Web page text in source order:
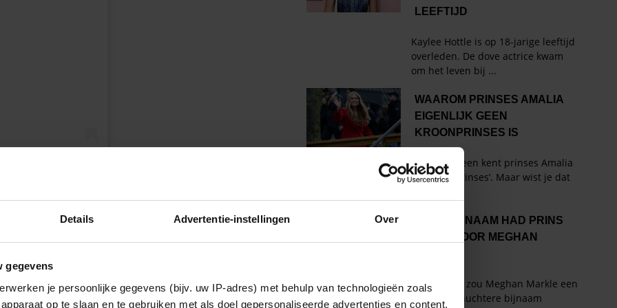
Details Advertentie-instellingen Over
gegevens
je persoonlijke gegevens (bijv. uw IP-adres) met behulp van technologieën zoals
op te slaan en te gebruiken met als doel gepersonaliseerde advertenties en content,
bijeen om de koninklijke familie te verwelkomen.